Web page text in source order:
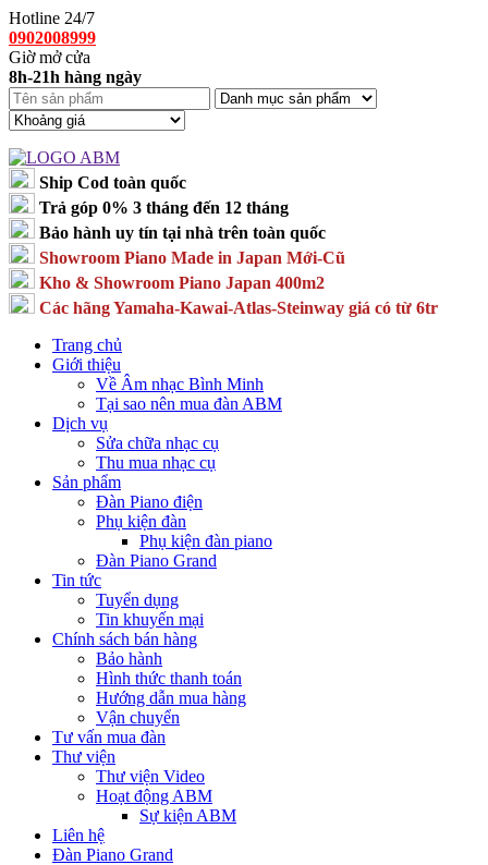
Hotline 24/7
0902008999
Giờ mở cửa
8h-21h hàng ngày
Ship Cod toàn quốc
Trả góp 0% 3 tháng đến 12 tháng
Bảo hành uy tín tại nhà trên toàn quốc
Showroom Piano Made in Japan Mới-Cũ
Kho & Showroom Piano Japan 400m2
Các hãng Yamaha-Kawai-Atlas-Steinway giá có từ 6tr
Trang chủ
Giới thiệu
Về Âm nhạc Bình Minh
Tại sao nên mua đàn ABM
Dịch vụ
Sửa chữa nhạc cụ
Thu mua nhạc cụ
Sản phẩm
Đàn Piano điện
Phụ kiện đàn
Phụ kiện đàn piano
Đàn Piano Grand
Tin tức
Tuyển dụng
Tin khuyến mại
Chính sách bán hàng
Bảo hành
Hình thức thanh toán
Hướng dẫn mua hàng
Vận chuyển
Tư vấn mua đàn
Thư viện
Thư viện Video
Hoạt động ABM
Sự kiện ABM
Liên hệ
Đàn Piano Grand